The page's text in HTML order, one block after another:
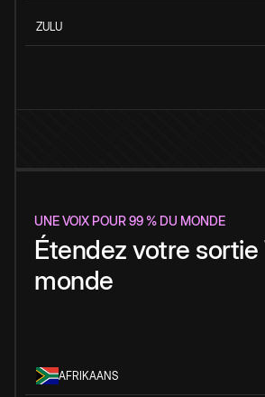
ZULU
UNE VOIX POUR 99 % DU MONDE
Étendez votre sortie
monde
AFRIKAANS